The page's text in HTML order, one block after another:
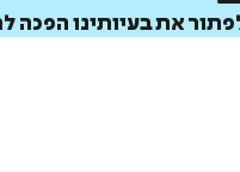
את בעיותינו הפכה